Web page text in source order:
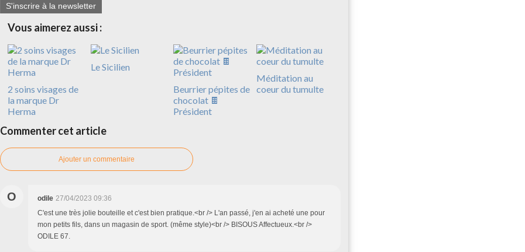
S'inscrire à la newsletter
Vous aimerez aussi :
2 soins visages de
la marque Dr
Herma
Le Sicilien
Beurrier pépites de
chocolat 🍫
Président
Méditation au
coeur du tumulte
Commenter cet article
Ajouter un commentaire
O odile 27/04/2023 09:36
C'est une très jolie bouteille et c'est bien pratique.<br /> L'an passé, j'en ai acheté une pour
mon petits fils, dans un magasin de sport. (même style)<br /> BISOUS Affectueux.<br />
ODILE 67.